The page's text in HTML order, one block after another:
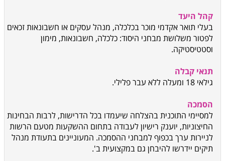
קהל היעד
בעלי תואר אקדמי מוכר בכלכלה, מנהל עסקים או חשבונאות זכאים
לפטור משלושת מבחני היסוד: כלכלה, חשבונאות, מימון
וסטטיסטיקה.
תנאי קבלה
גילאי 18 ומעלה ללא עבר פלילי.
הסמכה
למסיימי התוכנית בהצלחה שיעמדו בכל הדרישות, לרבות הבחינות
החיצוניות, יוענק רישיון לעבודה בתחום ההשקעות מטעם הרשות
לניירות ערך בכפוף למבחני ההסמכה. המעוניינים בתעודת מנהל
תיקים יידרשו להיבחן גם במקצועית ב'.